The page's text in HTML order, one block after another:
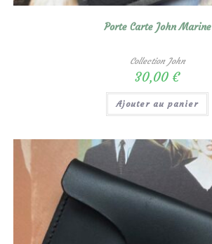
Porte Carte John Marine
Collection John
30,00 €
Ajouter au panier